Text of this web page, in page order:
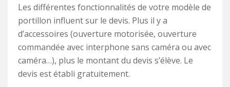
Les différentes fonctionnalités de votre modèle de
portillon influent sur le devis. Plus il y a
d’accessoires (ouverture motorisée, ouverture
commandée avec interphone sans caméra ou avec
caméra…), plus le montant du devis s’élève. Le
devis est établi gratuitement.